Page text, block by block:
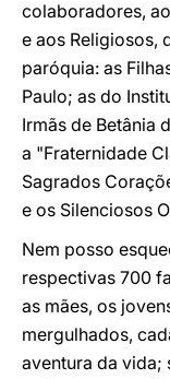
colaboradores,
e aos Religiosos,
paróquia: as
Paulo; as do
Irmãs de Betânia
a "Fraternidade
Sagrados
e os Silenciosos
Nem posso
respectivas 700
as mães, os
mergulhados,
aventura da vida;